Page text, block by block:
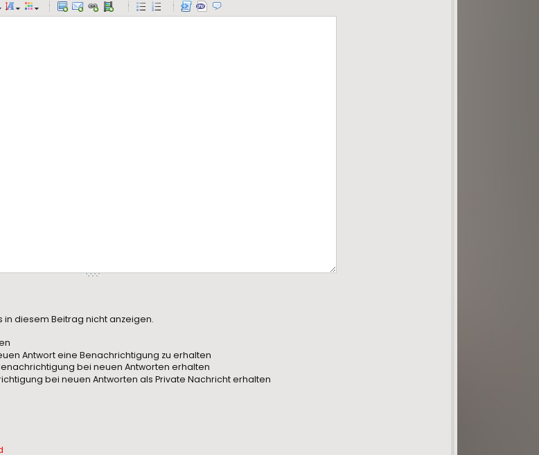
-
-
-
-
-
-
in diesem Beitrag nicht anzeigen.
Antwort eine Benachrichtigung zu erhalten
bei neuen Antworten erhalten
bei neuen Antworten als Private Nachricht erhalten